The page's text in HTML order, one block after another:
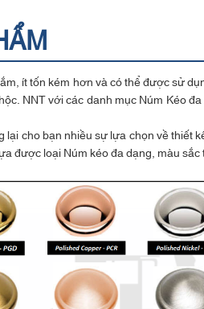
ít tốn kém hơn và có thể được sử
NNT với các danh mục Núm Kéo
lại cho bạn nhiều sự lựa chọn về thiết
được loại Núm kéo đa dạng, màu